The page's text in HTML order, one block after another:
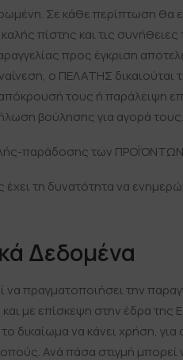
Σε κάθε περίπτωση θα
πίστης και τις
προς έγκριση
ο ΠΕΛΑΤΗΣ
τους ή παράλειψη
βούλησης για αγορά τους.
παράδοσης των ΠΡΟΪΌΝΤΩΝ
τη δυνατότητα να
Δεδομένα
πραγματοποιήσει την
με επίσκεψη στην έδρα της
το δικαίωμα να κάνει χρήση,
Ανά πάσα στιγμή